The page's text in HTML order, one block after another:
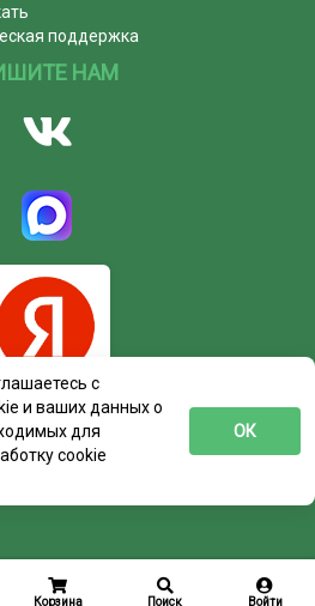
Корзина Поиск Войти
поддержка
НАМ
с
и ваших данных о
для
cookie
ОК